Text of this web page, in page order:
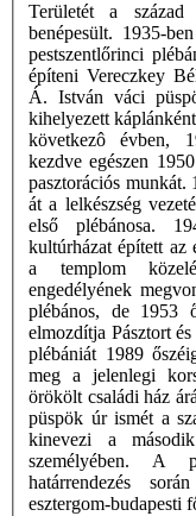
Területét a század
benépesült. 1935-
pestszentlőrinci
építeni Vereczkey
Á. István váci
kihelyezett
következô évben,
kezdve egészen
pasztorációs munkát.
át a lelkészség
első plébánosa.
kultúrházat épített az
a templom
engedélyének
plébános, de 1953
elmozdítja Pásztort
plébániát 1989
meg a jelenlegi
örökölt családi ház
püspök úr ismét a
kinevezi a
személyében. A
határrendezés
esztergom-budapesti